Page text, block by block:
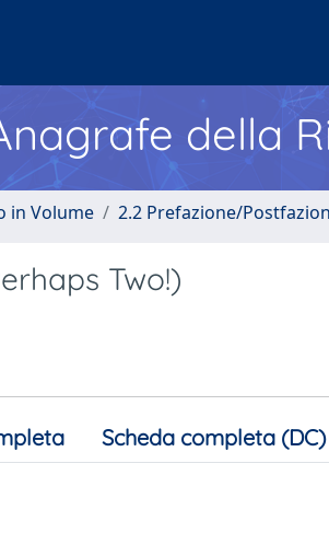
della
in Volume 2.2 Prefazione/
Two!)
Scheda completa (DC)